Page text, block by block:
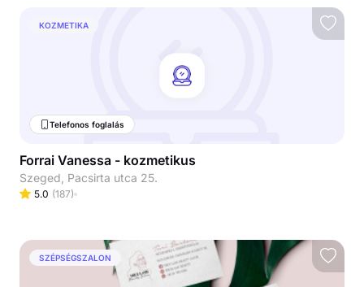
KOZMETIKA
Telefonos foglalás
Forrai Vanessa - kozmetikus
Szeged, Pacsirta utca 25.
5.0 (187)
SZÉPSÉGSZALON